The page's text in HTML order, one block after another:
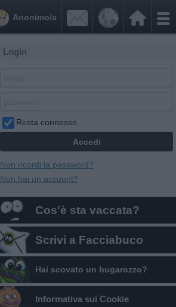


Anonimo/a
Login
Resta connesso
Non ricordi la password?
Non hai un account?
Cos'è sta vaccata?
Scrivi a Facciabuco
Hai scovato un bugarozzo?
Informativa sui Cookie